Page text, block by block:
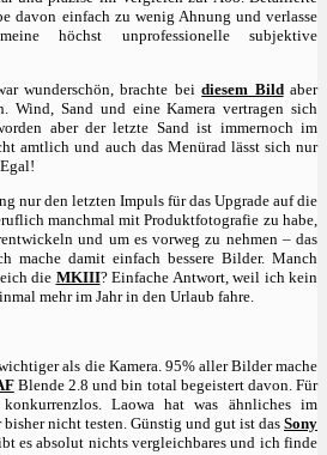
davon einfach zu wenig Ahnung und verlasse
höchst unprofessionelle subjektive
wunderschön, brachte beidiesem Bildaber
Wind, Sand und eine Kamera vertragen sich
aber der letzte Sand ist immernoch im
amtlich und auch das Menürad lässt sich nur
nur den letzten Impuls für das Upgrade auf die
manchmal mit Produktfotografie zu habe,
und um es vorweg zu nehmen – das
mache damit einfach bessere Bilder. Manch
die MKIII? Einfache Antwort, weil ich kein
mehr im Jahr in den Urlaub fahre.
als die Kamera. 95% aller Bilder mache
Blende 2.8 und bin total begeistert davon. Für
Laowa hat was ähnliches im
bisher nicht testen. Günstig und gut ist das Sony
es absolut nichts vergleichbares und ich finde